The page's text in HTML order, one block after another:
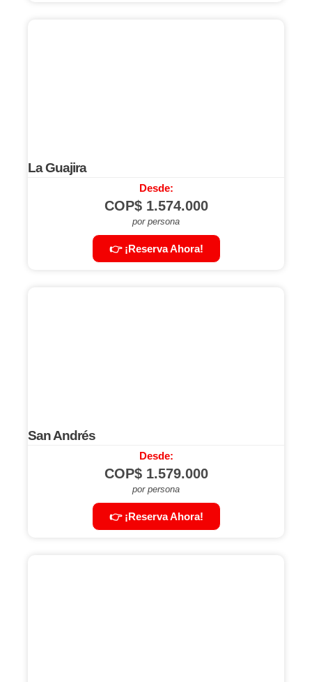
La Guajira
Desde:
COP$1.574.000
por persona
👉 ¡Reserva Ahora!
San Andrés
Desde:
COP$1.579.000
por persona
👉 ¡Reserva Ahora!